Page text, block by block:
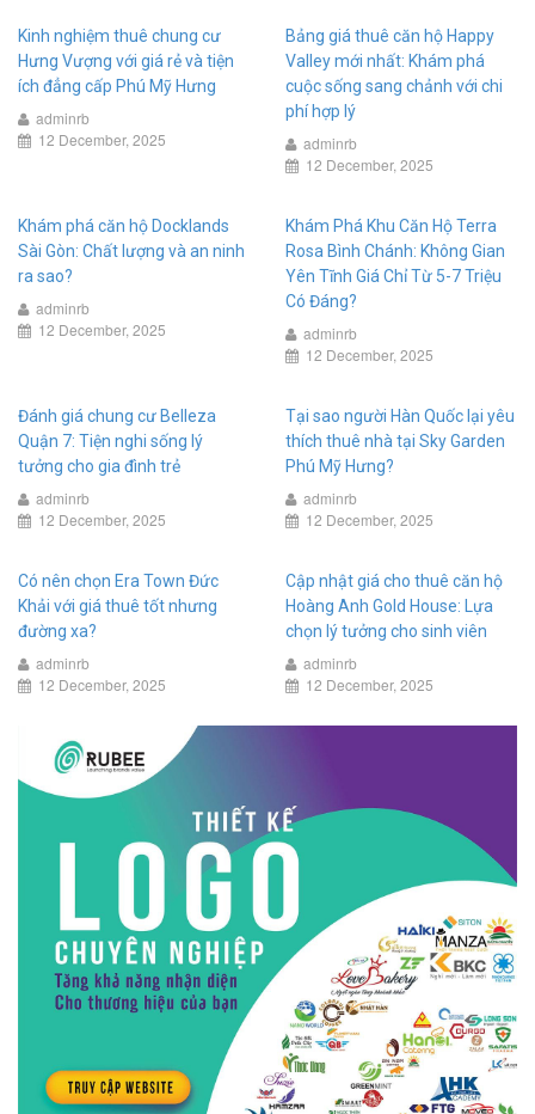
Kinh nghiệm thuê chung cư
Hưng Vượng với giá rẻ và tiện
ích đẳng cấp Phú Mỹ Hưng
adminrb
12 December, 2025
Bảng giá thuê căn hộ Happy
Valley mới nhất: Khám phá
cuộc sống sang chảnh với chi
phí hợp lý
adminrb
12 December, 2025
Khám phá căn hộ Docklands
Sài Gòn: Chất lượng và an ninh
ra sao?
adminrb
12 December, 2025
Khám Phá Khu Căn Hộ Terra
Rosa Bình Chánh: Không Gian
Yên Tĩnh Giá Chỉ Từ 5-7 Triệu
Có Đáng?
adminrb
12 December, 2025
Đánh giá chung cư Belleza
Quận 7: Tiện nghi sống lý
tưởng cho gia đình trẻ
adminrb
12 December, 2025
Tại sao người Hàn Quốc lại yêu
thích thuê nhà tại Sky Garden
Phú Mỹ Hưng?
adminrb
12 December, 2025
Có nên chọn Era Town Đức
Khải với giá thuê tốt nhưng
đường xa?
adminrb
12 December, 2025
Cập nhật giá cho thuê căn hộ
Hoàng Anh Gold House: Lựa
chọn lý tưởng cho sinh viên
adminrb
12 December, 2025